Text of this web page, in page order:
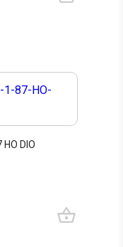
HO DIO